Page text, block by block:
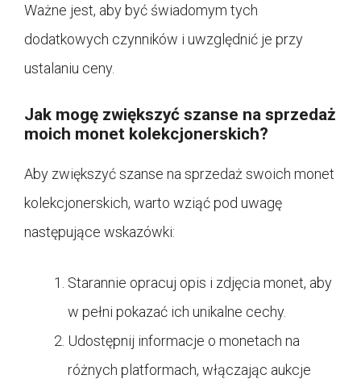
Ważne jest, aby być świadomym tych
dodatkowych czynników i uwzględnić je przy
ustalaniu ceny.
Jak mogę zwiększyć szanse na sprzedaż
moich monet kolekcjonerskich?
Aby zwiększyć szanse na sprzedaż swoich monet
kolekcjonerskich, warto wziąć pod uwagę
następujące wskazówki:
Starannie opracuj opis i zdjęcia monet, aby
w pełni pokazać ich unikalne cechy.
Udostępnij informacje o monetach na
różnych platformach, włączając aukcje